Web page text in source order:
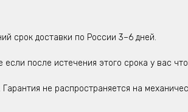
срок доставки по России 3–6 дней.
после истечения этого срока у вас
не распространяется на